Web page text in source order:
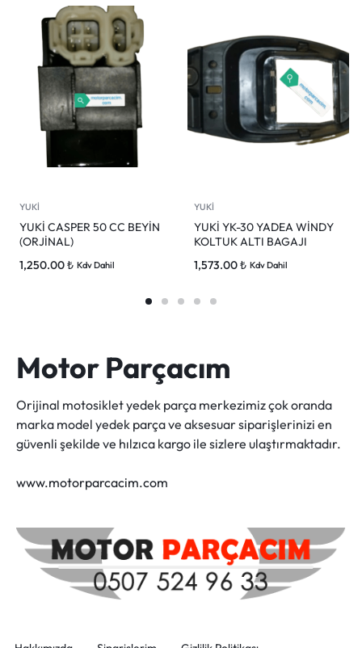
YUKİ
YUKİ CASPER 50 CC BEYİN
(ORJİNAL)
1,250.00₺ Kdv Dahil
YUKİ
YUKİ YK-30 YADEA WİNDY
KOLTUK ALTI BAGAJI
1,573.00₺ Kdv Dahil
Motor Parçacım
Orijinal motosiklet yedek parça merkezimiz çok oranda
marka model yedek parça ve aksesuar siparişlerinizi en
güvenli şekilde ve hılzıca kargo ile sizlere ulaştırmaktadır.
www.motorparcacim.com